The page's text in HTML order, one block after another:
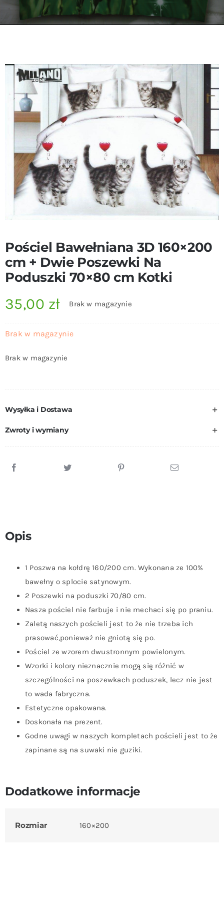
Pościel Bawełniana 3D 160×200
cm + Dwie Poszewki Na
Poduszki 70×80 cm Kotki
35,00 zł Brak w magazynie
Brak w magazynie
Brak w magazynie
Wysyłka i Dostawa
Zwroty i wymiany
Opis
1 Poszwa na kołdrę 160/200 cm. Wykonana ze 100%
bawełny o splocie satynowym.
2 Poszewki na poduszki 70/80 cm.
Nasza pościel nie farbuje i nie mechaci się po praniu.
Zaletą naszych pościeli jest to że nie trzeba ich
prasować,ponieważ nie gniotą się po.
Pościel ze wzorem dwustronnym powielonym.
Wzorki i kolory nieznacznie mogą się różnić w
szczególności na poszewkach poduszek, lecz nie jest
to wada fabryczna.
Estetyczne opakowana.
Doskonała na prezent.
Godne uwagi w naszych kompletach pościeli jest to że
zapinane są na suwaki nie guziki.
Dodatkowe informacje
Rozmiar 160×200